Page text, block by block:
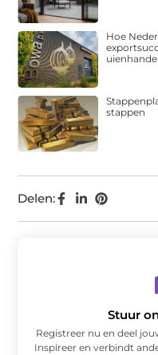
Delen:
Hoe
uienhandel
stappen
Stuur
Registreer nu en deel
Inspireer en verbindt